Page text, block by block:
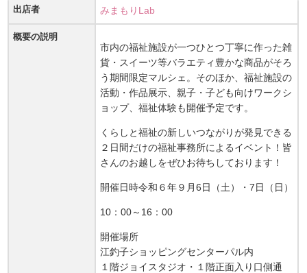
出店者 みまもりLab
概要の説明
市内の福祉施設が一つひとつ丁寧に作った雑
貨・スイーツ等バラエティ豊かな商品がそろ
う期間限定マルシェ。そのほか、福祉施設の
活動・作品展示、親子・子ども向けワークシ
ョップ、福祉体験も開催予定です。
くらしと福祉の新しいつながりが発見できる
２日間だけの福祉事務所によるイベント！皆
さんのお越しをぜひお待ちしております！
開催日時令和６年９月6日（土）・7日（日）
10：00～16：00
開催場所
江釣子ショッピングセンターパル内
１階ジョイスタジオ・１階正面入り口側通